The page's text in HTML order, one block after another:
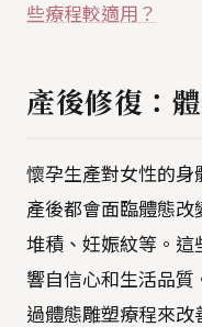
些療程較適用？
產後修復：
懷孕生產對女性的身
產後都會面臨體態
堆積、妊娠紋等。這
響自信心和生活品
過體態雕塑療程來改